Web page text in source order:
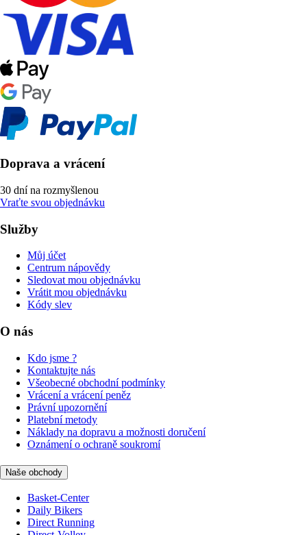
Doprava a vrácení
30 dní na rozmyšlenou
Vraťte svou objednávku
Služby
Můj účet
Centrum nápovědy
Sledovat mou objednávku
Vrátit mou objednávku
Kódy slev
O nás
Kdo jsme ?
Kontaktujte nás
Všeobecné obchodní podmínky
Vrácení a vrácení peněz
Právní upozornění
Platební metody
Náklady na dopravu a možnosti doručení
Oznámení o ochraně soukromí
Naše obchody
Basket-Center
Daily Bikers
Direct Running